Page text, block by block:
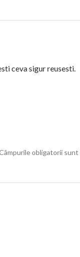
ceva sigur reusesti.
obligatorii